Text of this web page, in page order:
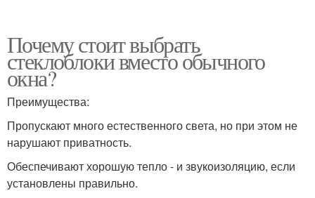
Почему стоит выбрать
стеклоблоки вместо обычного
окна?
Преимущества:
Пропускают много естественного света, но при этом не
нарушают приватность.
Обеспечивают хорошую тепло - и звукоизоляцию, если
установлены правильно.